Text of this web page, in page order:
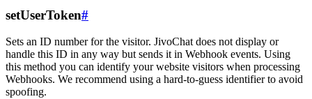
setUserToken#
Sets an ID number for the visitor. JivoChat does not display or
handle this ID in any way but sends it in Webhook events. Using
this method you can identify your website visitors when processing
Webhooks. We recommend using a hard-to-guess identifier to avoid
spoofing.